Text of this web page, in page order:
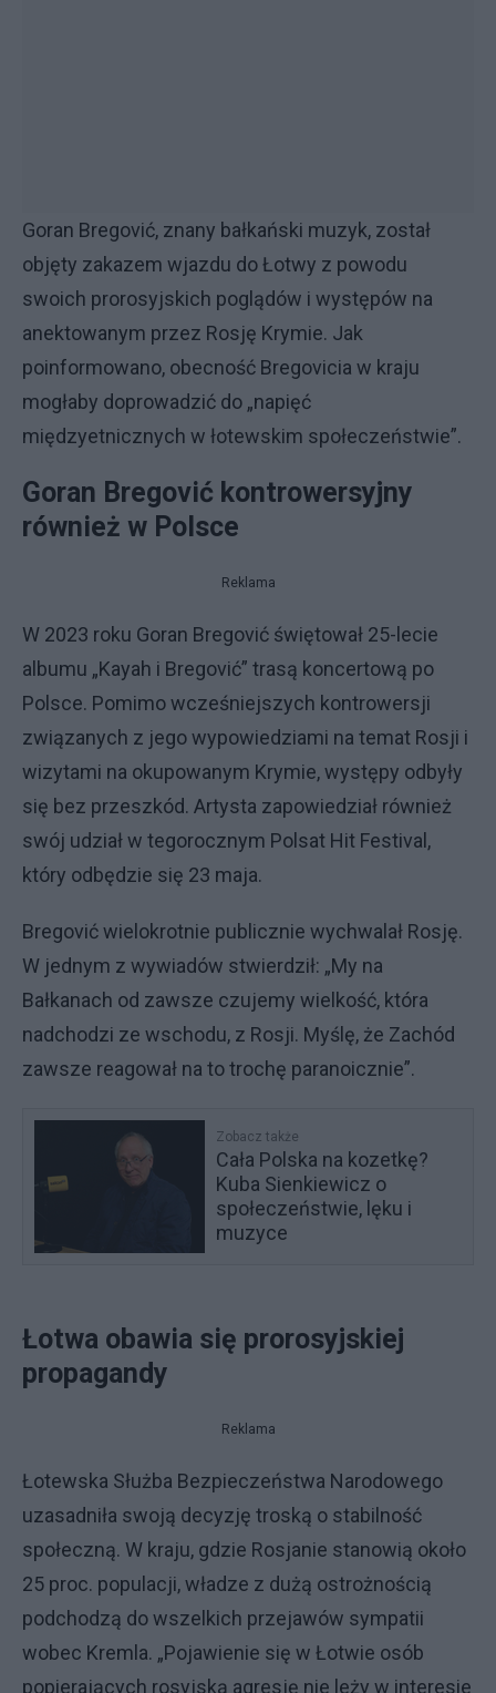
​Goran Bregović, znany bałkański muzyk, został
objęty zakazem wjazdu do Łotwy z powodu
swoich prorosyjskich poglądów i występów na
anektowanym przez Rosję Krymie. Jak
poinformowano, obecność Bregovicia w kraju
mogłaby doprowadzić do „napięć
międzyetnicznych w łotewskim społeczeństwie”.
Goran Bregović kontrowersyjny
również w Polsce
Reklama
W 2023 roku Goran Bregović świętował 25-lecie
albumu „Kayah i Bregović” trasą koncertową po
Polsce. Pomimo wcześniejszych kontrowersji
związanych z jego wypowiedziami na temat Rosji i
wizytami na okupowanym Krymie, występy odbyły
się bez przeszkód. Artysta zapowiedział również
swój udział w tegorocznym Polsat Hit Festival,
który odbędzie się 23 maja.
Bregović wielokrotnie publicznie wychwalał Rosję.
W jednym z wywiadów stwierdził: „My na
Bałkanach od zawsze czujemy wielkość, która
nadchodzi ze wschodu, z Rosji. Myślę, że Zachód
zawsze reagował na to trochę paranoicznie”.
Zobacz także
Cała Polska na kozetkę?
Kuba Sienkiewicz o
społeczeństwie, lęku i
muzyce
Łotwa obawia się prorosyjskiej
propagandy
Reklama
Łotewska Służba Bezpieczeństwa Narodowego
uzasadniła swoją decyzję troską o stabilność
społeczną. W kraju, gdzie Rosjanie stanowią około
25 proc. populacji, władze z dużą ostrożnością
podchodzą do wszelkich przejawów sympatii
wobec Kremla. „Pojawienie się w Łotwie osób
popierających rosyjską agresję nie leży w interesie